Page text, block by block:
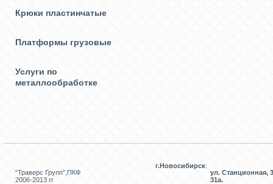
Крюки пластинчатые
Платформы грузовые
Услуги по
металлообработке
“Траверс Групп”,ПКФ
2006-2013 гг
г.Новосибирск:
ул. Станционная,
31а.